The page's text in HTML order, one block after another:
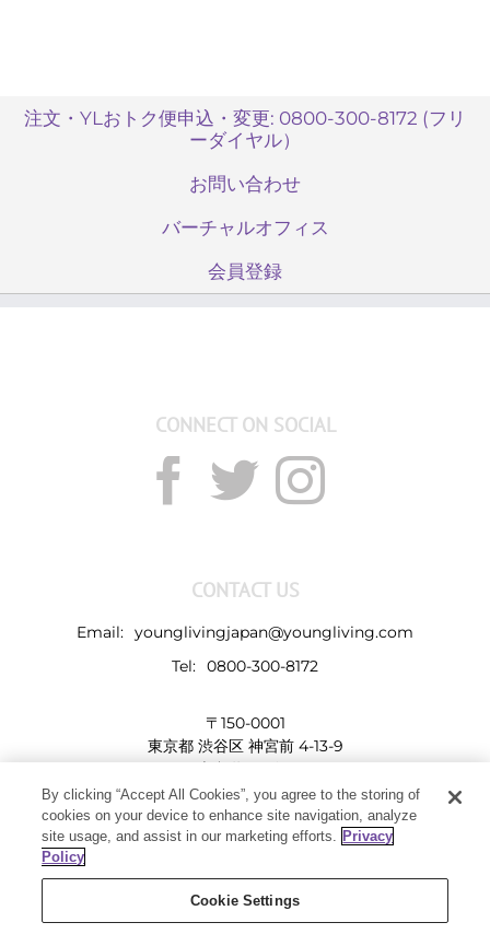
注文・YLおトク便申込・変更: 0800-300-8172 (フリ
ーダイヤル）
お問い合わせ
バーチャルオフィス
会員登録
CONNECT ON SOCIAL
CONTACT US
Email: younglivingjapan@youngliving.com
Tel: 0800-300-8172
〒150-0001
東京都 渋谷区 神宮前 4-13-9
表参道LHビル
By clicking “Accept All Cookies”, you agree to the storing of
cookies on your device to enhance site navigation, analyze
site usage, and assist in our marketing efforts. Privacy
Policy
Cookie Settings